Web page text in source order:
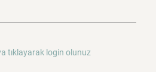
tıklayarak login olunuz